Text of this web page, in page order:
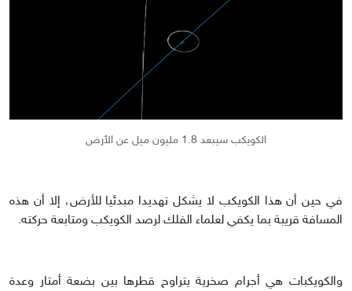
الكويكب سيبعد 1.8 مليون ميل عن الأرض
في حين أن هذا الكويكب لا يشكل تهديدا مبدئيا للأرض، إلا أن هذه
المسافة قريبة بما يكفي لعلماء الفلك لرصد الكويكب ومتابعة حركته.
والكويكبات هي أجرام صخرية يتراوح قطرها بين بضعة أمتار وعدة